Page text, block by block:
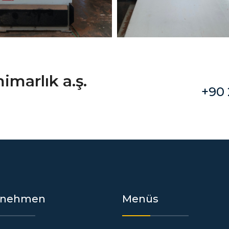
a.ş.
+90
Menüs